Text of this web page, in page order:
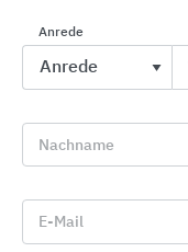
Anrede
Nachname
E-Mail